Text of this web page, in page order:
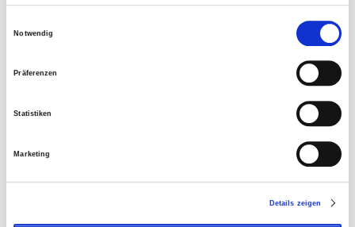
Notwendig
Präferenzen
Statistiken
Marketing
Details zeigen